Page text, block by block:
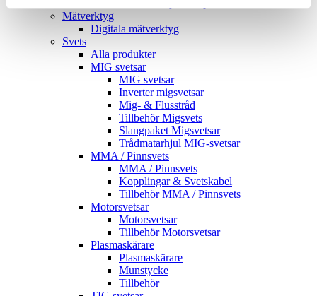
Mätverktyg
Digitala mätverktyg
Svets
Alla produkter
MIG svetsar
MIG svetsar
Inverter migsvetsar
Mig- & Flusstråd
Tillbehör Migsvets
Slangpaket Migsvetsar
Trådmatarhjul MIG-svetsar
MMA / Pinnsvets
MMA / Pinnsvets
Kopplingar & Svetskabel
Tillbehör MMA / Pinnsvets
Motorsvetsar
Motorsvetsar
Tillbehör Motorsvetsar
Plasmaskärare
Plasmaskärare
Munstycke
Tillbehör